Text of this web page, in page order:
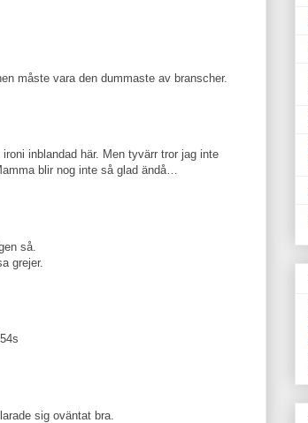
måste vara den dummaste av branscher.
inblandad här. Men tyvärr tror jag inte
blir nog inte så glad ändå…
så.
grejer.
sig oväntat bra.